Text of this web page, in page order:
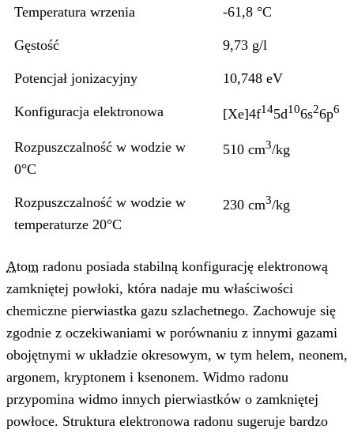
Temperatura wrzenia -61,8 °C
Gęstość 9,73 g/l
Potencjał jonizacyjny 10,748 eV
Konfiguracja elektronowa [Xe]4f145d106s26p6
Rozpuszczalność w wodzie w
0°C
510 cm3/kg
Rozpuszczalność w wodzie w
temperaturze 20°C
230 cm3/kg
Atom radonu posiada stabilną konfigurację elektronową
zamkniętej powłoki, która nadaje mu właściwości
chemiczne pierwiastka gazu szlachetnego. Zachowuje się
zgodnie z oczekiwaniami w porównaniu z innymi gazami
obojętnymi w układzie okresowym, w tym helem, neonem,
argonem, kryptonem i ksenonem. Widmo radonu
przypomina widmo innych pierwiastków o zamkniętej
powłoce. Struktura elektronowa radonu sugeruje bardzo